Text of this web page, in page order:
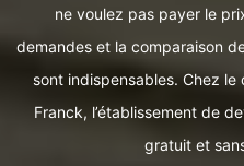
ne voulez pas payer le
demandes et la comparaison
sont indispensables. Chez le
Franck, l’établissement de
gratuit et